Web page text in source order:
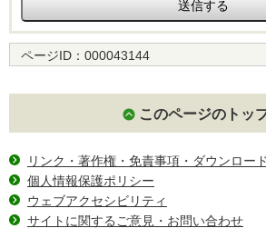
ページID： 000043144
このページのトッ
リンク・著作権・免責事項・ダウンロード
個人情報保護ポリシー
ウェブアクセシビリティ
サイトに関するご意見・お問い合わせ